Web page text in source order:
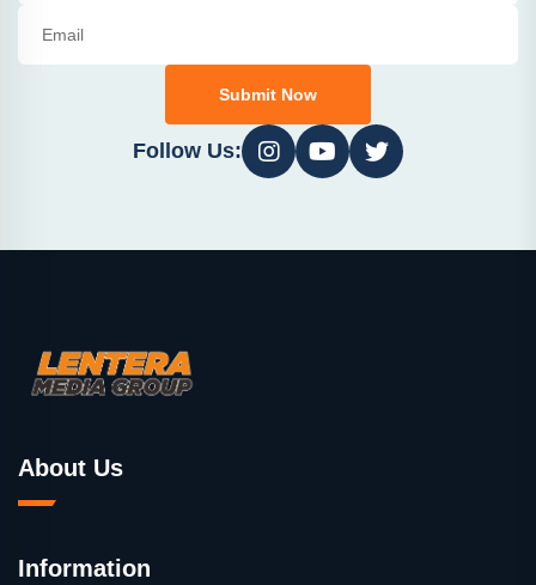
Submit Now
Follow Us:
About Us
Information